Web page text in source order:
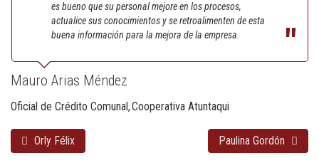
es bueno que su personal mejore en los procesos,
actualice sus conocimientos y se retroalimenten de esta
buena información para la mejora de la empresa.
Mauro Arias Méndez
Oficial de Crédito Comunal Cooperativa Atuntaqui
Orly Félix Paulina Gordón